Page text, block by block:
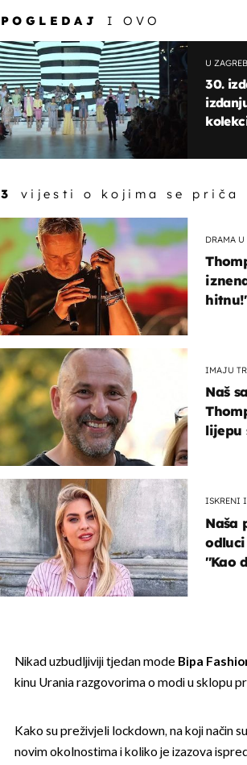
POGLEDAJ I OVO
U
30.
3 vijesti o kojima se priča
DRAMA
IMAJU
Naš
lijepu
ISKRENI
Naša
''Kao
Nikad uzbudljiviji tjedan mode Bipa
kinu Urania razgovorima o modi u sklopu
Kako su preživjeli lockdown, na koji način
novim okolnostima i koliko je izazova